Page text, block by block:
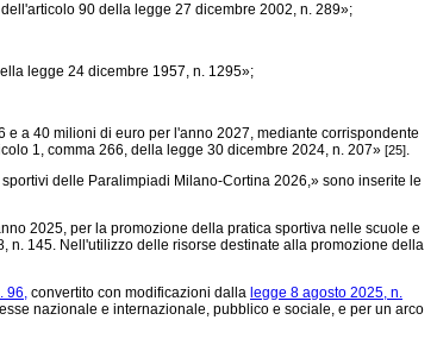
90 della legge 27 dicembre 2002, n. 289»;
legge 24 dicembre 1957, n. 1295»;
a 40 milioni di euro per l'anno 2027, mediante corrispondente
1, comma 266, della legge 30 dicembre 2024, n. 207» [25].
delle Paralimpiadi Milano-Cortina 2026,» sono inserite le
2025, per la promozione della pratica sportiva nelle scuole e
n. 145. Nell'utilizzo delle risorse destinate alla promozione della
96, convertito con modificazioni dalla legge 8 agosto 2025, n.
nazionale e internazionale, pubblico e sociale, e per un arco